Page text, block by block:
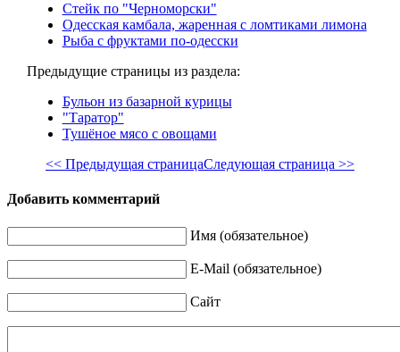
Стейк по "Черноморски"
Одесская камбала, жаренная с ломтиками лимона
Рыба с фруктами по-одесски
Предыдущие страницы из раздела:
Бульон из базарной курицы
"Таратор"
Тушёное мясо с овощами
<< Предыдущая страницаСледующая страница >>
Добавить комментарий
Имя (обязательное)
E-Mail (обязательное)
Сайт